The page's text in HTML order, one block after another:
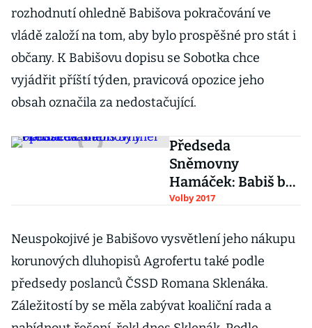
rozhodnutí ohledně Babišova pokračování ve
vládě založí na tom, aby bylo prospěšné pro stát i
občany. K Babišovu dopisu se Sobotka chce
vyjádřit příští týden, pravicová opozice jeho
obsah označila za nedostačující.
Předseda
Sněmovny
Hamáček: Babiš by
měl opustit vládu
Volby 2017
Neuspokojivé je Babišovo vysvětlení jeho nákupu
korunových dluhopisů Agrofertu také podle
předsedy poslanců ČSSD Romana Sklenáka.
Záležitostí by se měla zabývat koaliční rada a